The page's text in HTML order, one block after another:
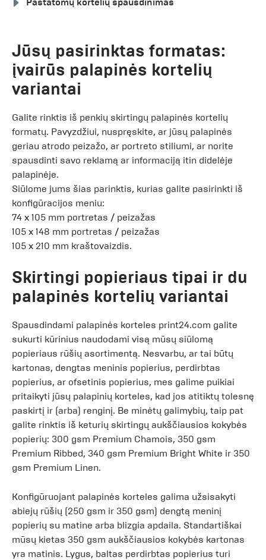
Jūsų pasirinktas formatas:
įvairūs palapinės kortelių
variantai
Galite rinktis iš penkių skirtingų palapinės kortelių
formatų. Pavyzdžiui, nuspręskite, ar jūsų palapinės
geriau atrodo peizažo, ar portreto stiliumi, ar norite
spausdinti savo reklamą ar informaciją itin didelėje
palapinėje.
Siūlome jums šias parinktis, kurias galite pasirinkti iš
konfigūracijos meniu:
74 x 105 mm portretas / peizažas
105 x 148 mm portretas / peizažas
105 x 210 mm kraštovaizdis.
Skirtingi popieriaus tipai ir du
palapinės kortelių variantai
Spausdindami palapinės korteles print24.com galite
sukurti kūrinius naudodami visą mūsų siūlomą
popieriaus rūšių asortimentą. Nesvarbu, ar tai būtų
kartonas, dengtas meninis popierius, perdirbtas
popierius, ar ofsetinis popierius, mes galime puikiai
pritaikyti jūsų palapinių korteles, kad jos atitiktų tolesnę
paskirtį ir (arba) renginį. Be minėtų galimybių, taip pat
galite rinktis iš keturių skirtingų aukščiausios kokybės
popierių: 300 gsm Premium Chamois, 350 gsm
Premium Ribbed, 340 gsm Premium Bright White ir 350
gsm Premium Linen.
Konfigūruojant palapinės korteles galima užsisakyti
abiejų rūšių (250 gsm ir 350 gsm) dengtą meninį
popierių su matine arba blizgia apdaila. Standartiškai
mūsų kietas 350 gsm aukščiausios kokybės kartonas
yra matinis. Lygus, baltas perdirbtas popierius turi